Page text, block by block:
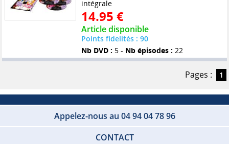
intégrale
14.95 €
Article disponible
Points fidelités : 90
Nb DVD : 5 - Nb épisodes : 22
Pages : 1
Appelez-nous au 04 94 04 78 96
CONTACT